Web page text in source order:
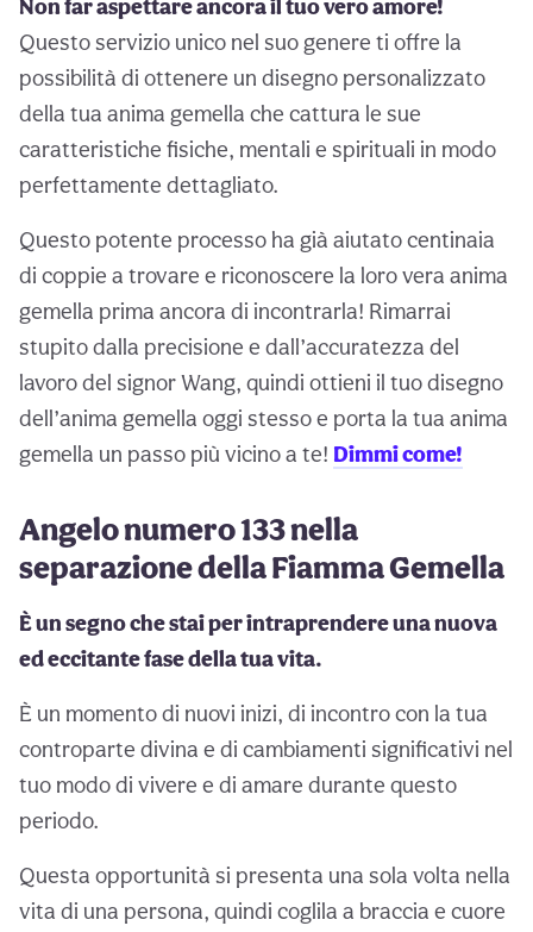
Non far aspettare ancora il tuo vero amore!
Questo servizio unico nel suo genere ti offre la
possibilità di ottenere un disegno personalizzato
della tua anima gemella che cattura le sue
caratteristiche fisiche, mentali e spirituali in modo
perfettamente dettagliato.
Questo potente processo ha già aiutato centinaia
di coppie a trovare e riconoscere la loro vera anima
gemella prima ancora di incontrarla! Rimarrai
stupito dalla precisione e dall’accuratezza del
lavoro del signor Wang, quindi ottieni il tuo disegno
dell’anima gemella oggi stesso e porta la tua anima
gemella un passo più vicino a te! Dimmi come!
Angelo numero 133 nella
separazione della Fiamma Gemella
È un segno che stai per intraprendere una nuova
ed eccitante fase della tua vita.
È un momento di nuovi inizi, di incontro con la tua
controparte divina e di cambiamenti significativi nel
tuo modo di vivere e di amare durante questo
periodo.
Questa opportunità si presenta una sola volta nella
vita di una persona, quindi coglila a braccia e cuore